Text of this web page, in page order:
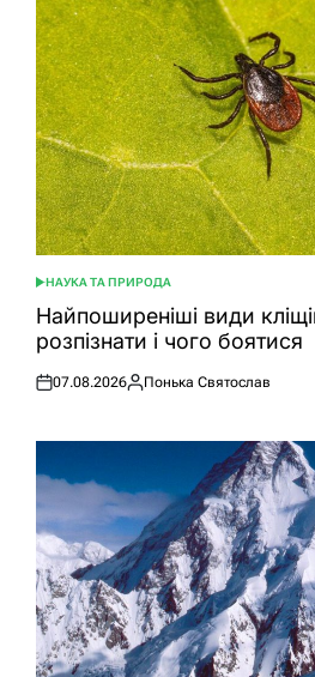
ОПУБЛІКУВАТИ
У
НАУКА ТА ПРИРОДА
Найпоширеніші види
розпізнати і чого боятися
Оприлюднено
07.08.2026
Опубліковано
Понька Святослав